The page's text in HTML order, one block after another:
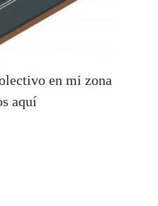
en mi zona
aquí